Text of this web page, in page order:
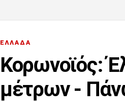
ΕΛΛΑΔΑ
Κορωνοϊός:
μέτρων -